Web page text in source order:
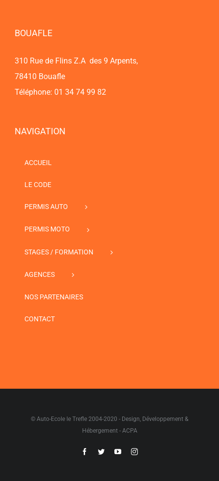
BOUAFLE
310 Rue de Flins Z.A des 9 Arpents,
78410 Bouafle
Téléphone: 01 34 74 99 82
NAVIGATION
ACCUEIL
LE CODE
PERMIS AUTO
PERMIS MOTO
STAGES / FORMATION
AGENCES
NOS PARTENAIRES
CONTACT
© Auto-Ecole le Trefle 2004-2020 - Design, Développement &
Hébergement - ACPA
FacebookTwitterYouTubeInstagram